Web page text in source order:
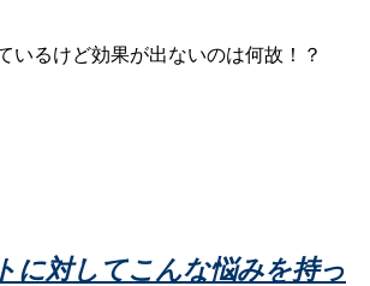
に対してこんな悩みを持っ